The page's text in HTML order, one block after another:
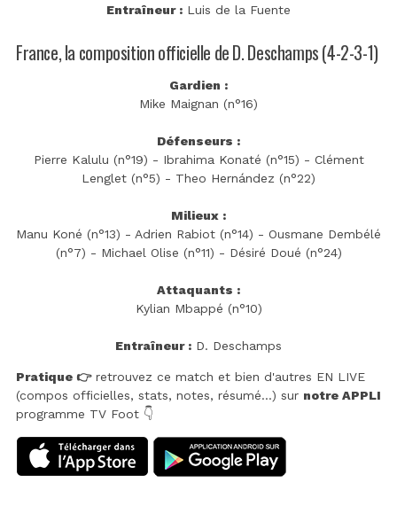
Entraîneur : Luis de la Fuente
France, la composition officielle de D. Deschamps (4-2-3-1)
Gardien :
Mike Maignan (n°16)
Défenseurs :
Pierre Kalulu (n°19) - Ibrahima Konaté (n°15) - Clément
Lenglet (n°5) - Theo Hernández (n°22)
Milieux :
Manu Koné (n°13) - Adrien Rabiot (n°14) - Ousmane Dembélé
(n°7) - Michael Olise (n°11) - Désiré Doué (n°24)
Attaquants :
Kylian Mbappé (n°10)
Entraîneur : D. Deschamps
Pratique 👉retrouvez ce match et bien d'autres EN LIVE
(compos officielles, stats, notes, résumé...) sur notre APPLI
programme TV Foot 👇